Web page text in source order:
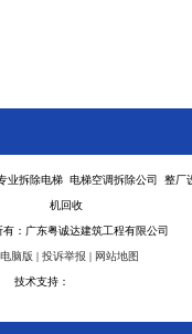
业拆除电梯 电梯空调拆除公司 整厂
机回收
有：广东粤诚达建筑工程有限公司
电脑版 | 投诉举报 | 网站地图
技术支持：